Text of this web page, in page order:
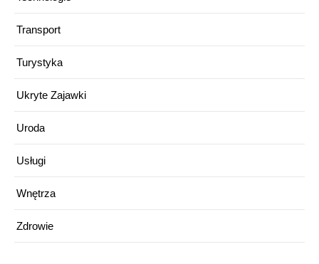
Transport
Turystyka
Ukryte Zajawki
Uroda
Usługi
Wnętrza
Zdrowie